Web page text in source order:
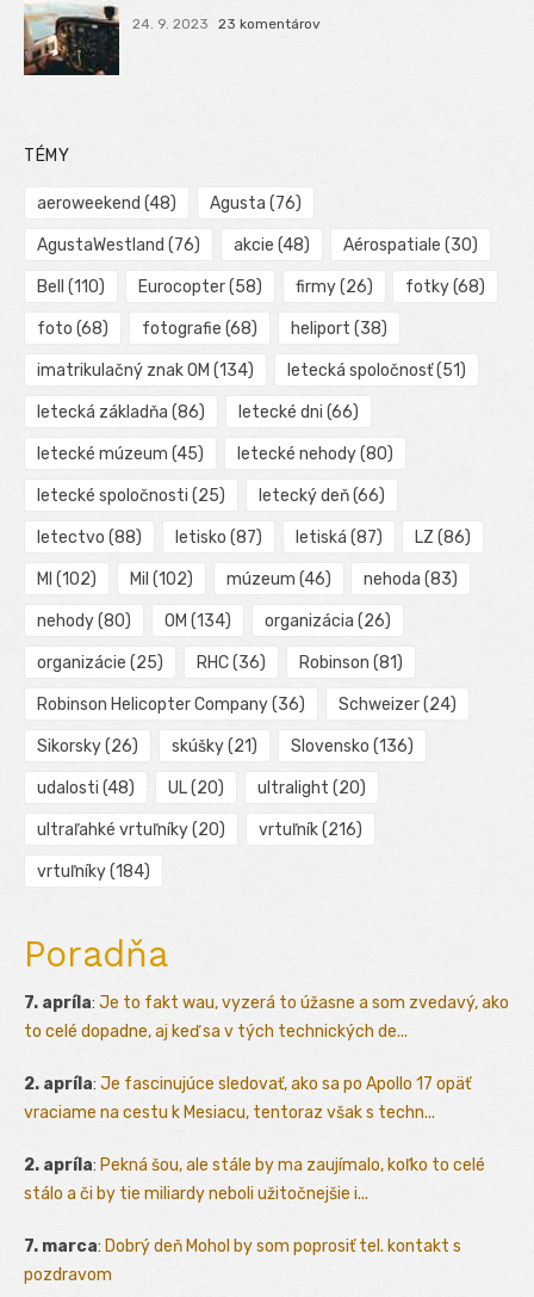
24. 9. 2023 23 komentárov
TÉMY
aeroweekend (48) Agusta (76)
AgustaWestland (76) akcie (48) Aérospatiale (30)
Bell (110) Eurocopter(58) firmy(26) fotky(68)
foto (68) fotografie (68) heliport (38)
imatrikulačný znak OM (134) letecká spoločnosť(51)
letecká základňa (86) letecké dni (66)
letecké múzeum (45) letecké nehody(80)
letecké spoločnosti (25) letecký deň(66)
letectvo (88) letisko (87) letiská (87) LZ (86)
MI (102) Mil (102) múzeum (46) nehoda (83)
nehody(80) OM (134) organizácia (26)
organizácie (25) RHC(36) Robinson (81)
Robinson Helicopter Company(36) Schweizer(24)
Sikorsky(26) skúšky(21) Slovensko (136)
udalosti (48) UL(20) ultralight (20)
ultraľahké vrtuľníky(20) vrtuľník(216)
vrtuľníky(184)
Poradňa
7. apríla: Je to fakt wau, vyzerá to úžasne a som zvedavý, ako
to celé dopadne, aj keď sa v tých technických de...
2. apríla: Je fascinujúce sledovať, ako sa po Apollo 17 opäť
vraciame na cestu k Mesiacu, tentoraz však s techn...
2. apríla: Pekná šou, ale stále by ma zaujímalo, koľko to celé
stálo a či by tie miliardy neboli užitočnejšie i...
7. marca: Dobrý deň Mohol by som poprosiť tel. kontakt s
pozdravom